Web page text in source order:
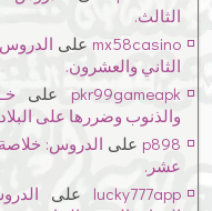
الثالث.
mx58casino على
الثاني والعشرون.
pkr99gameapk على
والذنوب وضررها على البلاد
p898 على
عشر.
lucky777app على